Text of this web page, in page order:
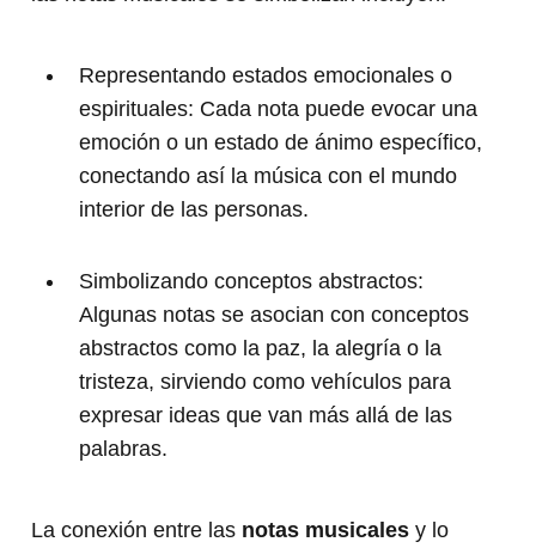
Representando estados emocionales o
espirituales: Cada nota puede evocar una
emoción o un estado de ánimo específico,
conectando así la música con el mundo
interior de las personas.
Simbolizando conceptos abstractos:
Algunas notas se asocian con conceptos
abstractos como la paz, la alegría o la
tristeza, sirviendo como vehículos para
expresar ideas que van más allá de las
palabras.
La conexión entre las notas musicales y lo